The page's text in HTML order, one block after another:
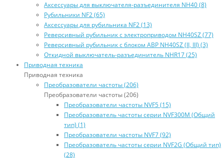
Аксессуары для выключателя-разъединителя NH40 (8)
Рубильники NF2 (65)
Аксессуары для рубильника NF2 (13)
Реверсивный рубильник с электроприводом NH40SZ (77)
Реверсивный рубильник с блоком АВР NH40SZ (II, III) (3)
Откидной выключатель-разъединитель NHR17 (25)
Приводная техника
Приводная техника
Преобразователи частоты (206)
Преобразователи частоты (206)
Преобразователи частоты NVF5 (15)
Преобразователь частоты серии NVF300M (Общий
тип) (1)
Преобразователи частоты NVF7 (92)
Преобразователь частоты серии NVF2G (Общий тип)
(28)